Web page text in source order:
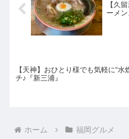
【久
ーメン
【天神】おひとり様でも気軽に“水
チ♪『新三浦』
ホーム 福岡グルメ